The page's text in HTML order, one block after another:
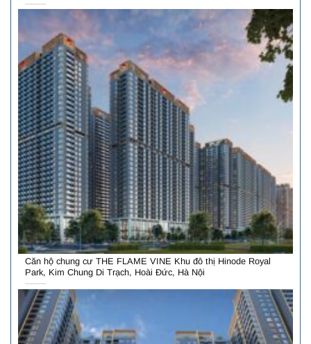
Căn hộ chung cư THE FLAME VINE Khu đô thị Hinode Royal
Park, Kim Chung Di Trạch, Hoài Đức, Hà Nội